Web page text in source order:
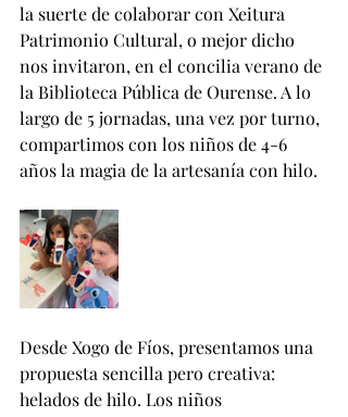
la suerte de colaborar con Xeitura
Patrimonio Cultural, o mejor dicho
nos invitaron, en el concilia verano de
la Biblioteca Pública de Ourense. A lo
largo de 5 jornadas, una vez por turno,
compartimos con los niños de 4-6
años la magia de la artesanía con hilo.
Desde Xogo de Fíos, presentamos una
propuesta sencilla pero creativa:
helados de hilo. Los niños